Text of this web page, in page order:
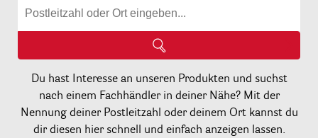
Du hast Interesse an unseren Produkten und suchst
nach einem Fachhändler in deiner Nähe? Mit der
Nennung deiner Postleitzahl oder deinem Ort kannst du
dir diesen hier schnell und einfach anzeigen lassen.